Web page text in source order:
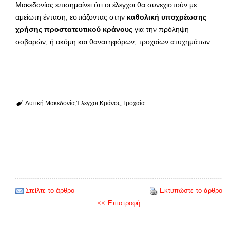
Μακεδονίας επισημαίνει ότι οι έλεγχοι θα συνεχιστούν με
αμείωτη ένταση, εστιάζοντας στην καθολική υποχρέωσης
χρήσης προστατευτικού κράνους για την πρόληψη
σοβαρών, ή ακόμη και θανατηφόρων, τροχαίων ατυχημάτων.
Δυτική Μακεδονία Έλεγχοι Κράνος Τροχαία
Στείλτε το άρθρο
Εκτυπώστε το άρθρο
<< Επιστροφή